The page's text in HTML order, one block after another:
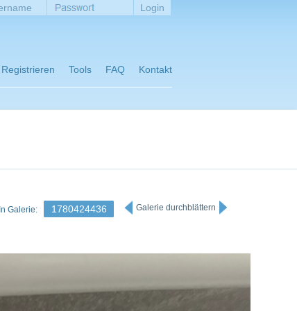
Kontakt
FAQ
Tools
Registrieren
Galerie durchblättern
1780424436
In Galerie: